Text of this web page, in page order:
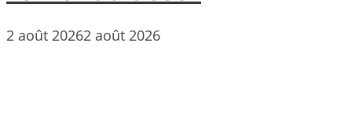
2 août 20262 août 2026